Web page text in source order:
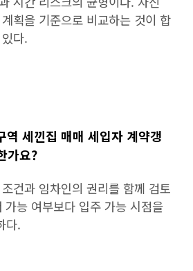
획을 기준으로 비교하는 것이 합
다.
역 세낀집 매매 세입자 계약갱
가요?
건과 임차인의 권리를 함께 검토
가능 여부보다 입주 가능 시점을
다.